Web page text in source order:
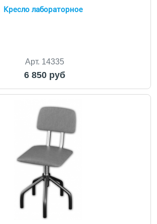
Кресло лабораторное
Арт. 14335
6 850 руб